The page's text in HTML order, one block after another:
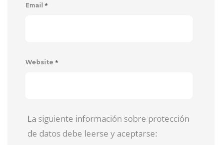
Email *
Website *
La siguiente información sobre protección
de datos debe leerse y aceptarse: